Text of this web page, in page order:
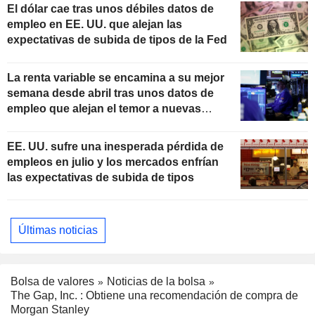
El dólar cae tras unos débiles datos de
empleo en EE. UU. que alejan las
expectativas de subida de tipos de la Fed
La renta variable se encamina a su mejor
semana desde abril tras unos datos de
empleo que alejan el temor a nuevas
EE. UU. sufre una inesperada pérdida de
empleos en julio y los mercados enfrían
las expectativas de subida de tipos
Últimas noticias
Bolsa de valores
Noticias de la bolsa
The Gap, Inc. : Obtiene una recomendación de compra de
Morgan Stanley